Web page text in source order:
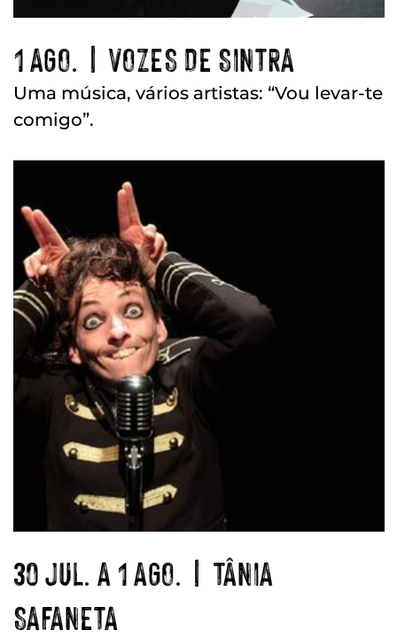
1 AGO. | VOZES DE SINTRA
Uma música, vários artistas: “Vou levar-te
comigo”.
30 JUL. A 1 AGO. | TÂNIA
SAFANETA